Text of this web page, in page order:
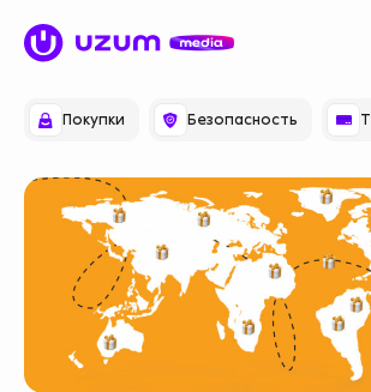
Покупки Безопасность